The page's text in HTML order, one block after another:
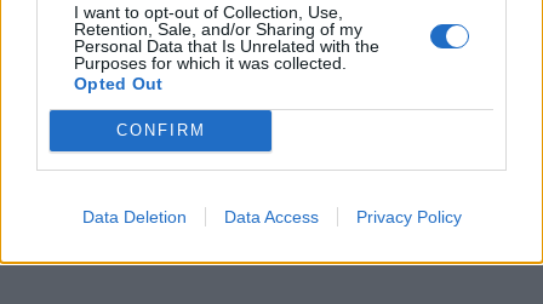
I want to opt-out of Collection, Use,
Retention, Sale, and/or Sharing of my
Personal Data that Is Unrelated with the
Purposes for which it was collected.
Opted Out
CONFIRM
Data Deletion Data Access Privacy Policy